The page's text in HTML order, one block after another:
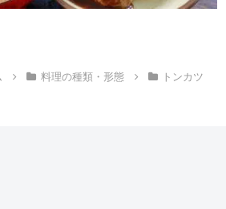
料理の種類・形態 トンカツ